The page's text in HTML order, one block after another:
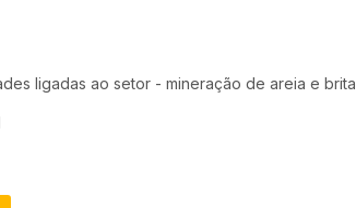
ligadas ao setor - mineração de areia e brita